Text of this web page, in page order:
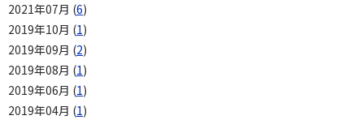
2021年07月 (6)
2019年10月 (1)
2019年09月 (2)
2019年08月 (1)
2019年06月 (1)
2019年04月 (1)